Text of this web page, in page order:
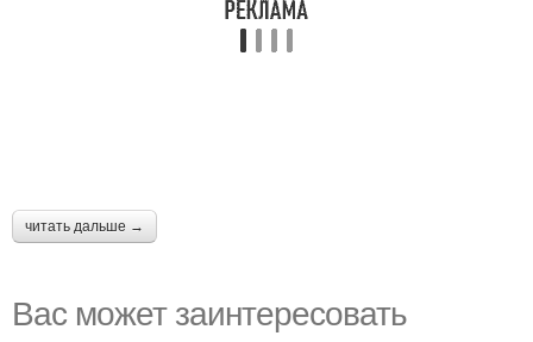
читать дальше →
Вас может заинтересовать